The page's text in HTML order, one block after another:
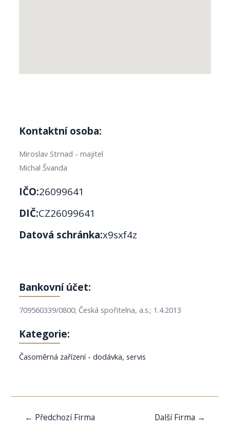
Kontaktní osoba:
Miroslav Strnad - majitel
Michal Švanda
IČO:26099641
DIČ:CZ26099641
Datová schránka:x9sxf4z
Bankovní účet:
709560339/0800; Česká spořitelna, a.s.; 1.4.2013
Kategorie:
Časoměrná zařízení - dodávka, servis
Navigace
← Předchozí Firma Další Firma →